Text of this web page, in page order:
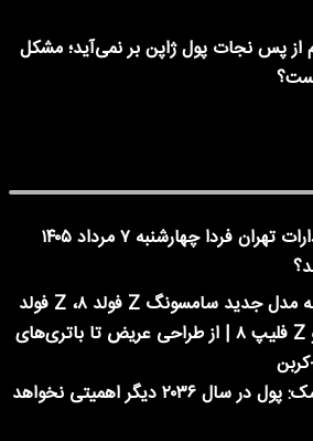
از پس نجات پول ژاپن بر نمی‌آید؛ مشکل
فوری | ادارات تهران فردا چهارشنبه ۷ مرداد ۱۴۰۵
معرفی سه مدل جدید سامسونگ Z فولد ۸، Z فولد
۸ اولترا و Z فلیپ ۸ | از طراحی عریض تا باتری‌های
ایلان ماسک: پول در سال ۲۰۳۶ دیگر اهمیتی نخواهد